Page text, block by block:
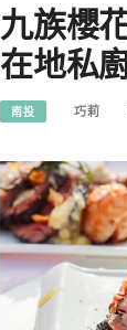
九族櫻
在地私
南投 巧莉